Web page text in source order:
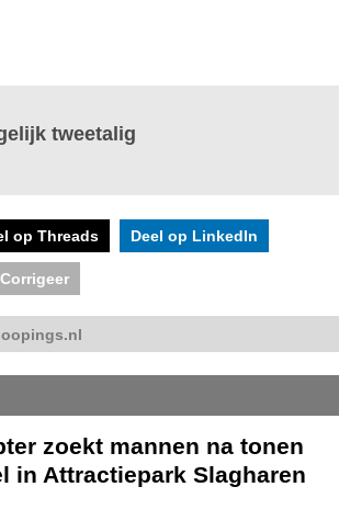
tweetalig
op Threads Deel op LinkedIn
Corrigeer
zoekt mannen na tonen
in Attractiepark Slagharen